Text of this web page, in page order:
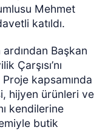
Mehmet
katıldı.
Başkan
Çarşısı’nı
kapsamında
hijyen ürünleri ve
kendilerine
butik